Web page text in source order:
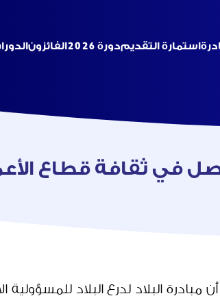
استمارة التقديمدورة 2026 الفائزون
في ثقافة قطاع
البلاد لدرع البلاد للمسؤولية